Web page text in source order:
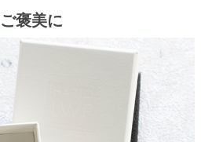
褒美に